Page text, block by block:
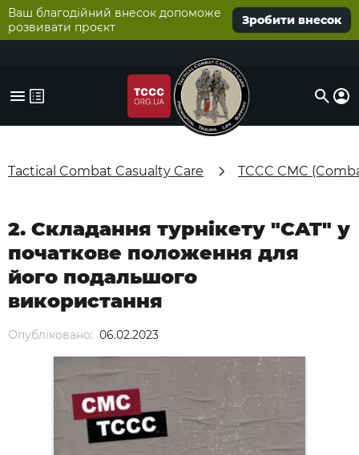
Ваш благодійний внесок допоможе
розвивати проєкт
Зробити внесок
Tactical Combat Casualty Care TCCC CMC
Опубліковано: 06.02.2023
2. Складання турнікету "CAT" у
початкове положення для
його подальшого
використання